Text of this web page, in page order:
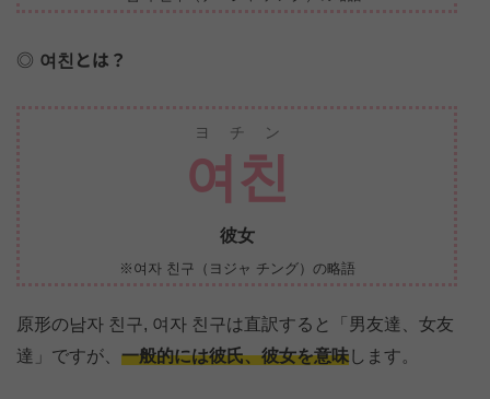
여친とは？
여친
ヨチン
彼女
※여자 친구（ヨジャ チング）の略語
原形の남자 친구, 여자 친구は直訳すると「男友達、女友
達」ですが、 一般的には彼氏、彼女を意味します。